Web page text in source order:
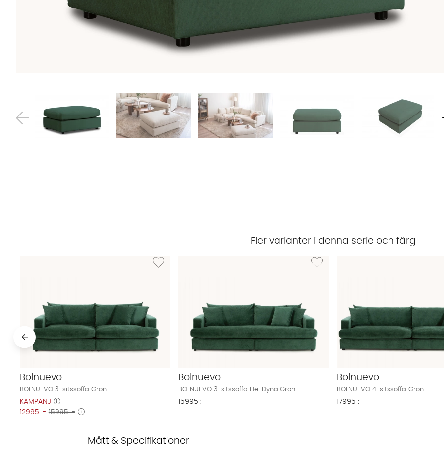
Fler varianter i denna serie och färg
Lägg till i önskelista: BOLNUEVO 3-sitssoffa Grön
Bolnuevo
BOLNUEVO 3-sitssoffa Grön
KAMPANJ
12995 :- 15995 :-
Lägg till i önskelista: BOLNUEVO 3-sitssoffa
Bolnuevo
BOLNUEVO 3-sitssoffa Hel Dyna Grön
15995 :-
Bolnuevo
BOLNUEVO 4-sitssoffa Grön
17995 :-
Mått & Specifikationer